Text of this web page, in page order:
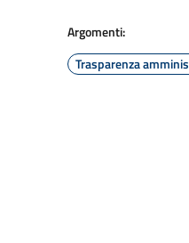
Argomenti:
Trasparenza